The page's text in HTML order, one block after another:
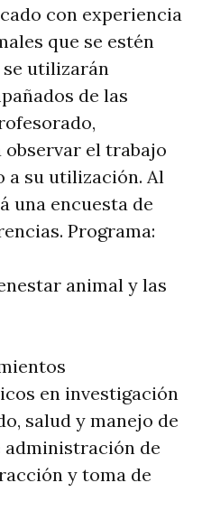
con experiencia
que se estén
se utilizarán
de las
el trabajo
a su utilización. Al
una encuesta de
Programa:
animal y las
en investigación
salud y manejo de
administración de
y toma de